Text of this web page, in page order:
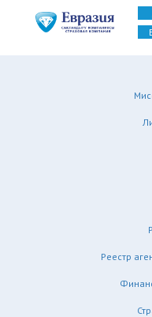
Реестр